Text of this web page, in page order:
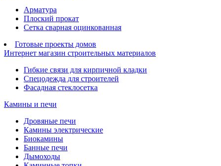
Арматура
Плоский прокат
Сетка сварная оцинкованная
Готовые проекты домов
Интернет магазин строительных материалов
Гибкие связи для кирпичной кладки
Спецодежда для строителей
Фасадная стеклосетка
Камины и печи
Дровяные печи
Камины электрические
Биокамины
Банные печи
Дымоходы